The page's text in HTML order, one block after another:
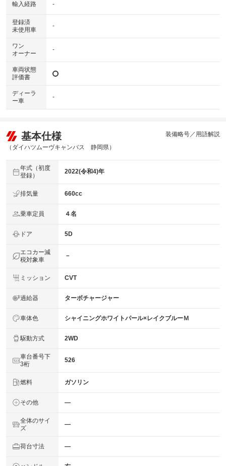
輸入経路 -
登録済
未使用車
-
ワン
オーナー
-
車両状態
評価書
ディーラ
ー車
-
基本仕様
（ダイハツムーヴキャンバス 静岡県）
装備略号／用語解説
年式（初度
登録）
2022(令和4)年
排気量 660cc
乗車定員 ４名
ドア 5D
エコカー減
税対象車
－
ミッション CVT
過給器 ターボチャージャー
車体色 シャイニングホワイトパール×レイクブルーＭ
駆動方式 2WD
車台番号下
3桁
526
燃料 ガソリン
その他 ―
全体のサイ
ズ
―
荷台寸法 ―